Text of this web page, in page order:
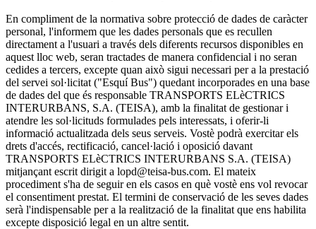
En compliment de la normativa sobre protecció de dades de caràcter
personal, l'informem que les dades personals que es recullen
directament a l'usuari a través dels diferents recursos disponibles en
aquest lloc web, seran tractades de manera confidencial i no seran
cedides a tercers, excepte quan això sigui necessari per a la prestació
del servei sol·licitat ("Esquí Bus") quedant incorporades en una base
de dades del que és responsable TRANSPORTS ELèCTRICS
INTERURBANS, S.A. (TEISA), amb la finalitat de gestionar i
atendre les sol·licituds formulades pels interessats, i oferir-li
informació actualitzada dels seus serveis. Vostè podrà exercitar els
drets d'accés, rectificació, cancel·lació i oposició davant
TRANSPORTS ELèCTRICS INTERURBANS S.A. (TEISA)
mitjançant escrit dirigit a lopd@teisa-bus.com. El mateix
procediment s'ha de seguir en els casos en què vostè ens vol revocar
el consentiment prestat. El termini de conservació de les seves dades
serà l'indispensable per a la realització de la finalitat que ens habilita
excepte disposició legal en un altre sentit.